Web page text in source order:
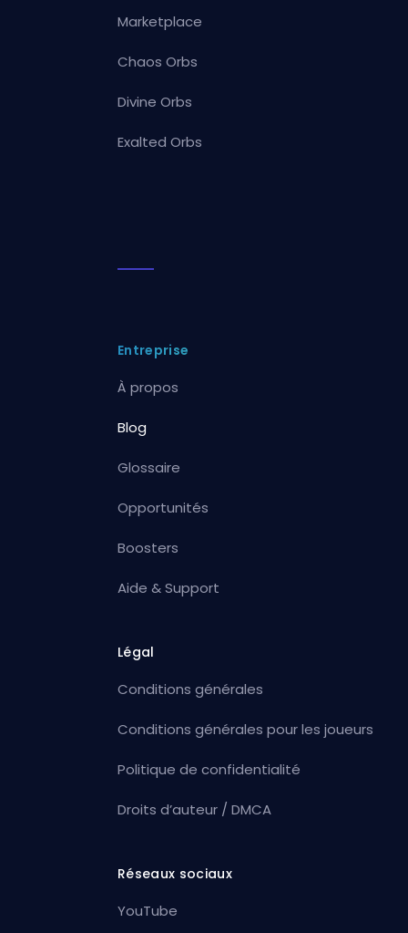
Marketplace
Chaos Orbs
Divine Orbs
Exalted Orbs
Entreprise
À propos
Blog
Glossaire
Opportunités
Boosters
Aide & Support
Légal
Conditions générales
Conditions générales pour les joueurs
Politique de confidentialité
Droits d’auteur / DMCA
Réseaux sociaux
YouTube